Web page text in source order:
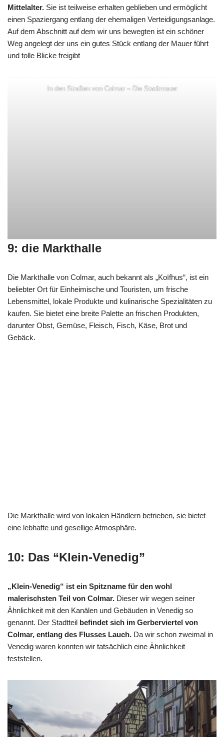
Mittelalter. Sie ist teilweise erhalten geblieben und ermöglicht
einen Spaziergang entlang der ehemaligen Verteidigungsanlage.
Auf dem Abschnitt auf dem wir uns bewegten ist ein schöner
Weg angelegt der uns ein gutes Stück entlang der Mauer führt
und tolle Blicke freigibt
In den Straßen von Colmar – Die Stadtmauer
9: die Markthalle
Die Markthalle von Colmar, auch bekannt als „Koïfhus“, ist ein
beliebter Ort für Einheimische und Touristen, um frische
Lebensmittel, lokale Produkte und kulinarische Spezialitäten zu
kaufen. Sie bietet eine breite Palette an frischen Produkten,
darunter Obst, Gemüse, Fleisch, Fisch, Käse, Brot und
Gebäck.
Die Markthalle wird von lokalen Händlern betrieben, sie bietet
eine lebhafte und gesellige Atmosphäre.
10: Das “Klein-Venedig”
„Klein-Venedig“ ist ein Spitzname für den wohl
malerischsten Teil von Colmar. Dieser wir wegen seiner
Ähnlichkeit mit den Kanälen und Gebäuden in Venedig so
genannt. Der Stadtteil befindet sich im Gerberviertel von
Colmar, entlang des Flusses Lauch. Da wir schon zweimal in
Venedig waren konnten wir tatsächlich eine Ähnlichkeit
feststellen.